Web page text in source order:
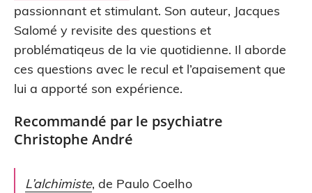
passionnant et stimulant. Son auteur, Jacques
Salomé y revisite des questions et
problématiqeus de la vie quotidienne. Il aborde
ces questions avec le recul et l’apaisement que
lui a apporté son expérience.
Recommandé par le psychiatre
Christophe André
L’alchimiste, de Paulo Coelho